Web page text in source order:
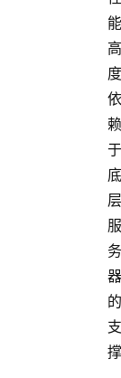
能
高
度
依
赖
于
底
层
服
务
器
的
支
撑